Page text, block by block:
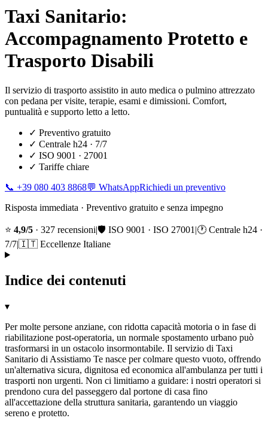
Taxi Sanitario:
Accompagnamento Protetto e
Trasporto Disabili
Il servizio di trasporto assistito in auto medica o pulmino attrezzato
con pedana per visite, terapie, esami e dimissioni. Comfort,
puntualità e supporto letto a letto.
✓ Preventivo gratuito
✓ Centrale h24 · 7/7
✓ ISO 9001 · 27001
✓ Tariffe chiare
📞 +39 080 403 8868💬 WhatsAppRichiedi un preventivo
Risposta immediata · Preventivo gratuito e senza impegno
⭐ 4,9/5 · 327 recensioni|🛡️ ISO 9001 · ISO 27001 |🕐 Centrale h24 ·
7/7|🇮🇹 Eccellenze Italiane
Indice dei contenuti
▾
Per molte persone anziane, con ridotta capacità motoria o in fase di
riabilitazione post-operatoria, un normale spostamento urbano può
trasformarsi in un ostacolo insormontabile. Il servizio di Taxi
Sanitario di Assistiamo Te nasce per colmare questo vuoto, offrendo
un'alternativa sicura, dignitosa ed economica all'ambulanza per tutti i
trasporti non urgenti. Non ci limitiamo a guidare: i nostri operatori si
prendono cura del passeggero dal portone di casa fino
all'accettazione della struttura sanitaria, garantendo un viaggio
sereno e protetto.